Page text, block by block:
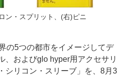
ン・スプリット、(右)ピニ
の5つの都市をイメージしてデ
、およびglo hyper用アクセサリ
シリコン・スリーブ」を、8月3